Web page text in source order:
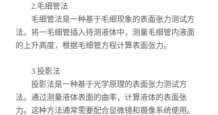
荧光分光光度计（分子荧光
X射线衍射仪（XRD）
扫描电镜（SEM）
电化学工作站
2.毛细管法
毛细管法是一种基于毛细现象的表面张力测试方
法。将一毛细管插入待测液体中，测量毛细管内液面
的上升高度，根据毛细管方程计算表面张力。
3.投影法
投影法是一种基于光学原理的表面张力测试方
法。通过测量液体表面的曲率，计算液体的表面张
力。这种方法通常需要配合显微镜和摄像系统使用。